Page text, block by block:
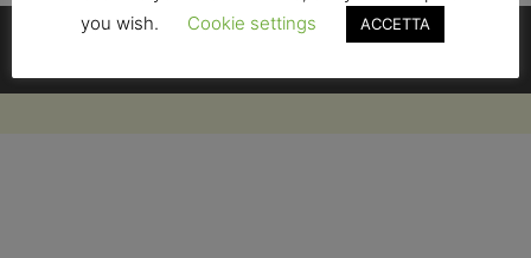
Condizioni di Venditayou wish.
Cookie settings ACCETTA